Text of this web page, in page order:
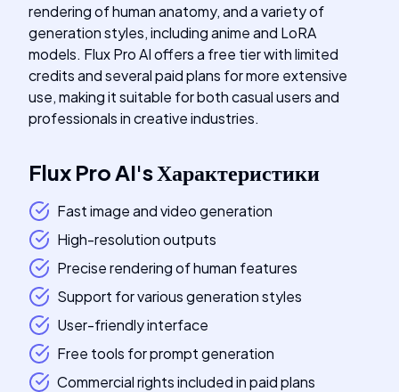
rendering of human anatomy, and a variety of
generation styles, including anime and LoRA
models. Flux Pro AI offers a free tier with limited
credits and several paid plans for more extensive
use, making it suitable for both casual users and
professionals in creative industries.
Flux Pro AI'sХарактеристики
Fast image and video generation
High-resolution outputs
Precise rendering of human features
Support for various generation styles
User-friendly interface
Free tools for prompt generation
Commercial rights included in paid plans